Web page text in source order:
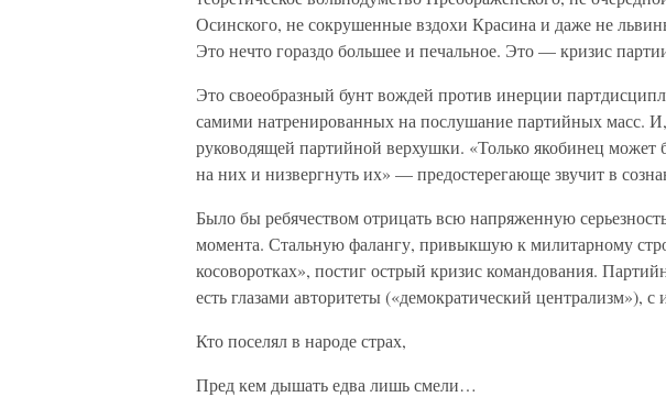
Осинского, не сокрушенные вздохи Красина и даже не
Это нечто гораздо большее и печальное. Это — кризис
Это своеобразный бунт вождей против инерции
самими натренированных на послушание партийных масс.
руководящей партийной верхушки. «Только якобинец может
на них и низвергнуть их» — предостерегающе звучит в
Было бы ребячеством отрицать всю напряженную
момента. Стальную фалангу, привыкшую к милитарному
косоворотках», постиг острый кризис командования.
есть глазами авторитеты («демократический централизм»), с
Кто поселял в народе страх,
Пред кем дышать едва лишь смели…